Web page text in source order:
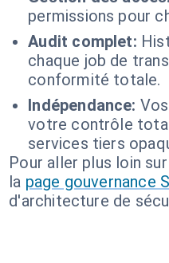
permissions pour
Audit complet:
chaque job de
conformité totale.
Indépendance:
votre contrôle
services tiers
Pour aller plus loin
la page gouvernance
d'architecture de